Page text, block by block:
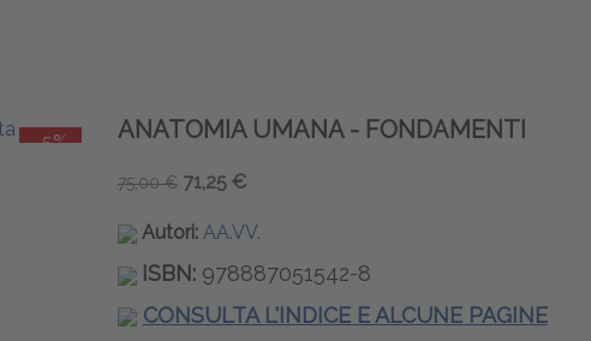
-5% ANATOMIA UMANA - FONDAMENTI
75,00 € 71,25 €
Autori: AA.VV.
ISBN:978887051542-8
CONSULTA L'INDICE E ALCUNE PAGINE